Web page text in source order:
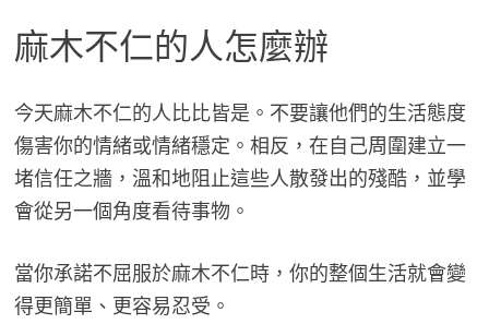
麻木不仁的人怎麼辦
今天麻木不仁的人比比皆是。不要讓他們的生活態度
傷害你的情緒或情緒穩定。相反，在自己周圍建立一
堵信任之牆，溫和地阻止這些人散發出的殘酷，並學
會從另一個角度看待事物。
當你承諾不屈服於麻木不仁時，你的整個生活就會變
得更簡單、更容易忍受。